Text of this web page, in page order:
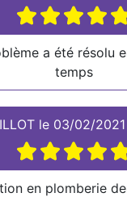
a été résolu
temps
le 03/02/2021
en plomberie